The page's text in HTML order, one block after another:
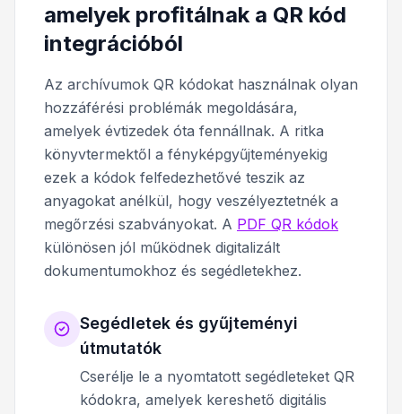
amelyek profitálnak a QR kód
integrációból
Az archívumok QR kódokat használnak olyan
hozzáférési problémák megoldására,
amelyek évtizedek óta fennállnak. A ritka
könyvtermektől a fényképgyűjteményekig
ezek a kódok felfedezhetővé teszik az
anyagokat anélkül, hogy veszélyeztetnék a
megőrzési szabványokat. A PDF QR kódok
különösen jól működnek digitalizált
dokumentumokhoz és segédletekhez.
Segédletek és gyűjteményi
útmutatók
Cserélje le a nyomtatott segédleteket QR
kódokra, amelyek kereshető digitális